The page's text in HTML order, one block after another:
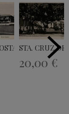
QUINEY´S
STA. CRUZ
20,00 €